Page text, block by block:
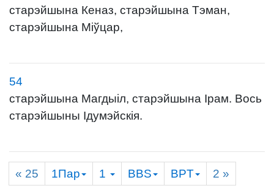
старэйшына Кеназ, старэйшына Тэман,
старэйшына Міўцар,
54
старэйшына Магдыіл, старэйшына Ірам. Вось
старэйшыны Ідумэйскія.
« 25 1Пар 1 BBS BPT 2 »